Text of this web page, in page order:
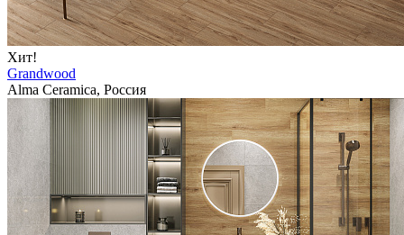
Хит!
Grandwood
Alma Ceramica, Россия